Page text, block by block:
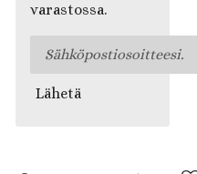
varastossa.
Lähetä